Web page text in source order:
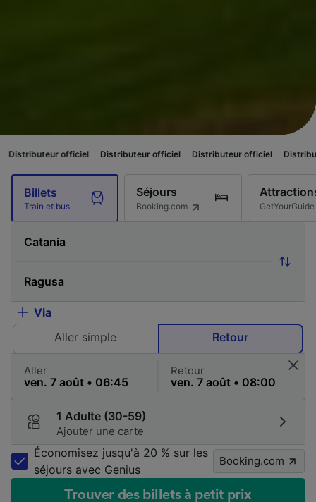
officiel Distributeur officiel Distributeur officiel Distributeur
Billets
Train et bus
Séjours
Booking.com GetYourGuide
Via
Aller simple
Retour
Aller Retour
1 Adulte (30-59)
Ajouter une carte
Économisez jusqu'à 20 % sur les
séjours avec Genius
Booking.com
Trouver des billets à petit prix